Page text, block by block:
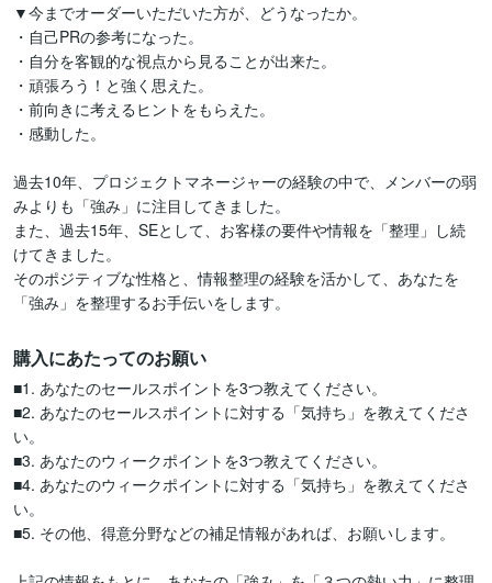
▼今までオーダーいただいた方が、どうなったか。
・自己PRの参考になった。
・自分を客観的な視点から見ることが出来た。
・頑張ろう！と強く思えた。
・前向きに考えるヒントをもらえた。
・感動した。
過去10年、プロジェクトマネージャーの経験の中で、メンバーの弱
みよりも「強み」に注目してきました。
また、過去15年、SEとして、お客様の要件や情報を「整理」し続
けてきました。
そのポジティブな性格と、情報整理の経験を活かして、あなたを
「強み」を整理するお手伝いをします。
購入にあたってのお願い
■1. あなたのセールスポイントを3つ教えてください。
■2. あなたのセールスポイントに対する「気持ち」を教えてくださ
い。
■3. あなたのウィークポイントを3つ教えてください。
■4. あなたのウィークポイントに対する「気持ち」を教えてくださ
い。
■5. その他、得意分野などの補足情報があれば、お願いします。